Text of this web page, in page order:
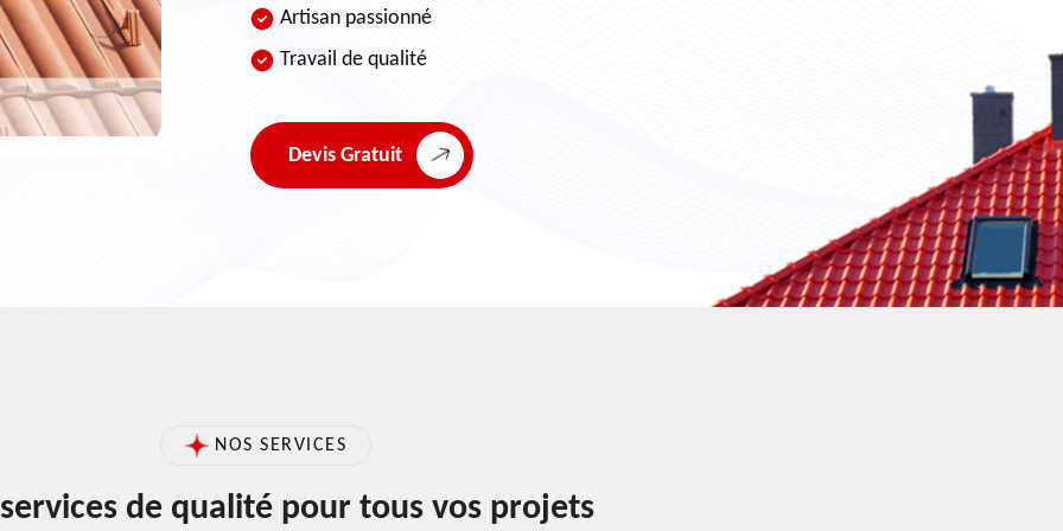
Artisan passionné
Travail de qualité
Devis Gratuit
NOS SERVICES
de qualité pour tous vos projets